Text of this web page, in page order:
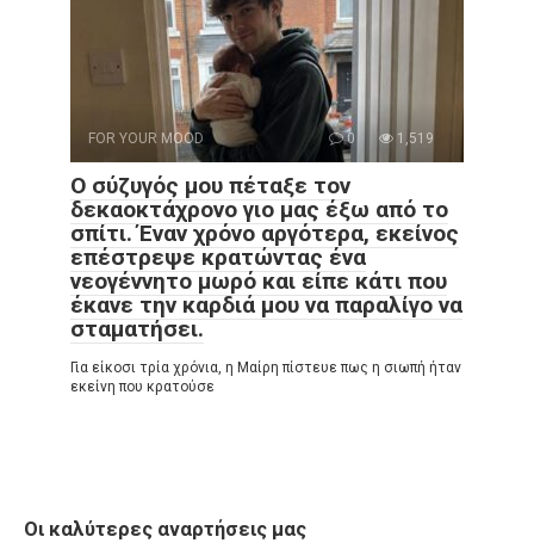
FOR YOUR MOOD 0 1,519
Ο σύζυγός μου πέταξε τον
δεκαοκτάχρονο γιο μας έξω από το
σπίτι. Έναν χρόνο αργότερα, εκείνος
επέστρεψε κρατώντας ένα
νεογέννητο μωρό και είπε κάτι που
έκανε την καρδιά μου να παραλίγο να
σταματήσει.
Για είκοσι τρία χρόνια, η Μαίρη πίστευε πως η σιωπή ήταν
εκείνη που κρατούσε
Οι καλύτερες αναρτήσεις μας